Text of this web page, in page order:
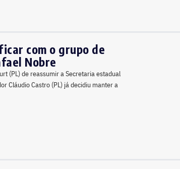
com o grupo de
Nobre
(PL) de reassumir a Secretaria estadual
Cláudio Castro (PL) já decidiu manter a